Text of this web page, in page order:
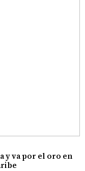
y va por el oro en